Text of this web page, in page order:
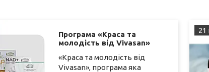
Програма «Краса та
молодість від Vivasan»
«Краса та молодість від
Vivasan», програма яка
21